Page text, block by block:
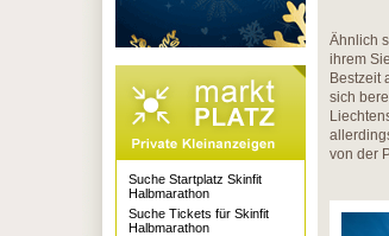
Ähnlich
ihrem
Bestzeit
sich
von der
Suche Startplatz Skinfit
Halbmarathon
Suche Tickets für Skinfit
Halbmarathon